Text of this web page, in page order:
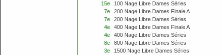
15e
100 Nage Libre Dames Séries
7e
200 Nage Libre Dames Finale A
7e
200 Nage Libre Dames Séries
4e
400 Nage Libre Dames Finale A
4e
400 Nage Libre Dames Séries
8e
800 Nage Libre Dames Séries
3e
1500 Nage Libre Dames Séries